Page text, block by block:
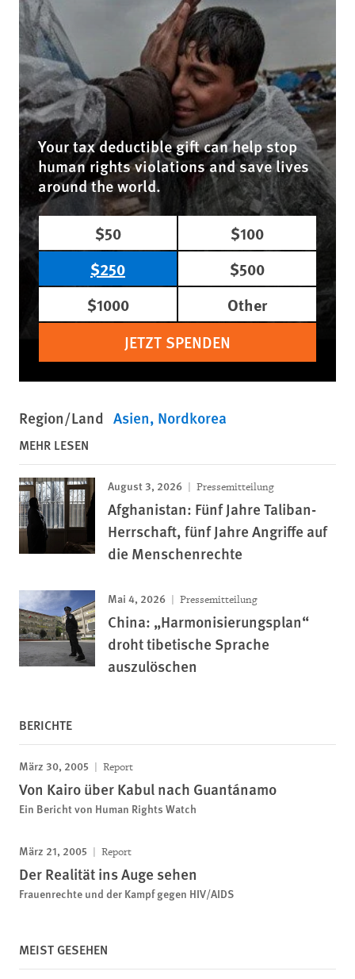
Your tax deductible gift can help stop
human rights violations and save lives
around the world.
$50
$100
$250
$500
$1000
Other
JETZT SPENDEN
Region/Land Asien Nordkorea
MEHR LESEN
August 3, 2026 Pressemitteilung
Afghanistan: Fünf Jahre Taliban-
Herrschaft, fünf Jahre Angriffe auf
die Menschenrechte
Mai 4, 2026 Pressemitteilung
China: „Harmonisierungsplan“
droht tibetische Sprache
auszulöschen
BERICHTE
März 30, 2005 Report
Von Kairo über Kabul nach Guantánamo
Ein Bericht von Human Rights Watch
März 21, 2005 Report
Der Realität ins Auge sehen
Frauenrechte und der Kampf gegen HIV/AIDS
MEIST GESEHEN